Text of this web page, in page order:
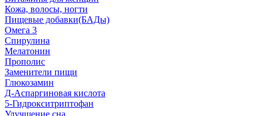
Кожа, волосы, ногти
Пищевые добавки(БАДы)
Омега 3
Спирулина
Мелатонин
Прополис
Заменители пищи
Глюкозамин
Д-Аспаргиновая кислота
5-Гидрокситриптофан
Улучшение сна